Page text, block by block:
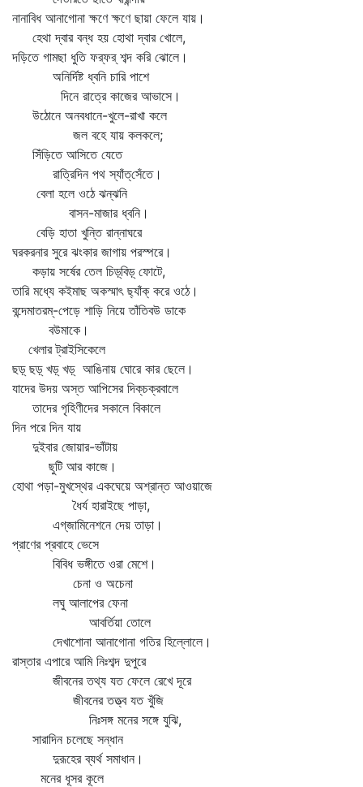
নানাবিধ আনাগোনা ক্ষণে ক্ষণে ছায়া ফেলে যায়।
হেথা দ্বার বন্ধ হয় হোথা দ্বার খোলে,
দড়িতে গামছা ধুতি ফর্‌ফর্‌ শব্দ করি ঝোলে।
অনির্দিষ্ট ধ্বনি চারি পাশে
দিনে রাত্রে কাজের আভাসে।
উঠোনে অনবধানে-খুলে-রাখা কলে
জল বহে যায় কলকলে;
সিঁড়িতে আসিতে যেতে
রাত্রিদিন পথ স্যাঁত্‌সেঁতে।
বেলা হলে ওঠে ঝন্‌ঝনি
বাসন-মাজার ধ্বনি।
বেড়ি হাতা খুন্তি রান্নাঘরে
ঘরকরনার সুরে ঝংকার জাগায় পরস্পরে।
কড়ায় সর্ষের তেল চিড়্‌বিড়্‌ ফোটে,
তারি মধ্যে কইমাছ অকস্মাৎ ছ্যাঁক্‌ করে ওঠে।
বন্দেমাতরম্‌-পেড়ে শাড়ি নিয়ে তাঁতিবউ ডাকে
বউমাকে।
খেলার ট্রাইসিকেলে
ছড়্‌ ছড়্‌ খড়্‌ খড়্‌ আঙিনায় ঘোরে কার ছেলে।
যাদের উদয় অস্ত আপিসের দিক্‌চক্রবালে
তাদের গৃহিণীদের সকালে বিকালে
দিন পরে দিন যায়
দুইবার জোয়ার-ভাঁটায়
ছুটি আর কাজে।
হোথা পড়া-মুখস্থের একঘেয়ে অশ্রান্ত আওয়াজে
ধৈর্য হারাইছে পাড়া,
এগ্‌জামিনেশনে দেয় তাড়া।
প্রাণের প্রবাহে ভেসে
বিবিধ ভঙ্গীতে ওরা মেশে।
চেনা ও অচেনা
লঘু আলাপের ফেনা
আবর্তিয়া তোলে
দেখাশোনা আনাগোনা গতির হিল্লোলে।
রাস্তার এপারে আমি নিঃশব্দ দুপুরে
জীবনের তথ্য যত ফেলে রেখে দূরে
জীবনের তত্ত্ব যত খুঁজি
নিঃসঙ্গ মনের সঙ্গে যুঝি,
সারাদিন চলেছে সন্ধান
দুরূহের ব্যর্থ সমাধান।
মনের ধূসর কূলে